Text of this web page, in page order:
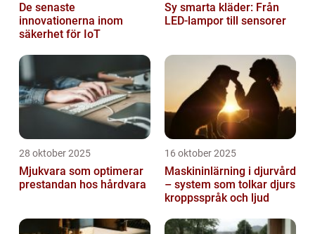
De senaste
innovationerna inom
säkerhet för IoT
Sy smarta kläder: Från
LED-lampor till sensorer
28 oktober 2025
Mjukvara som optimerar
prestandan hos hårdvara
16 oktober 2025
Maskininlärning i djurvård
– system som tolkar djurs
kroppsspråk och ljud